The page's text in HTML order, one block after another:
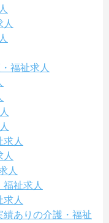
福祉求人
人
人
祉求人
人
績ありの介護・福祉